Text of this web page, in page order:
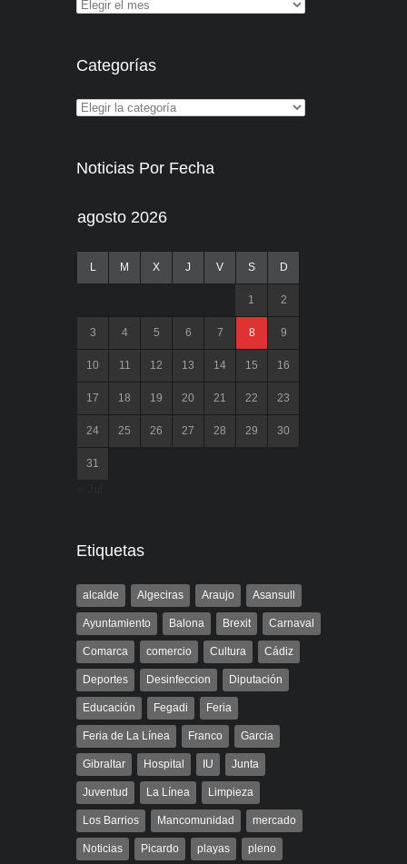
Categorías
Noticias Por Fecha
agosto 2026
L M X J V S D
1 2
3 4 5 6 7 8 9
10 11 12 13 14 15 16
17 18 19 20 21 22 23
24 25 26 27 28 29 30
31
Etiquetas
alcalde Algeciras Araujo Asansull
Ayuntamiento Balona Brexit Carnaval
Comarca comercio Cultura Cádiz
Deportes Desinfeccion Diputación
Educación Fegadi Feria
Feria de La Línea Franco Garcia
Gibraltar Hospital IU Junta
Juventud La Línea Limpieza
Los Barrios Mancomunidad mercado
Noticias Picardo playas pleno